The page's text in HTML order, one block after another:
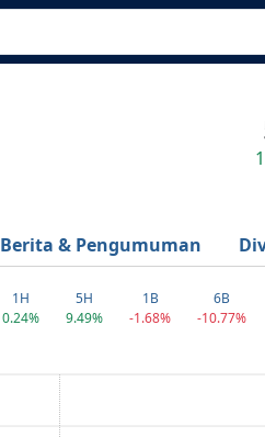
Berita & Pengumuman
1H
0.24%
5H
9.49%
1B
-1.68%
6B
-10.77%